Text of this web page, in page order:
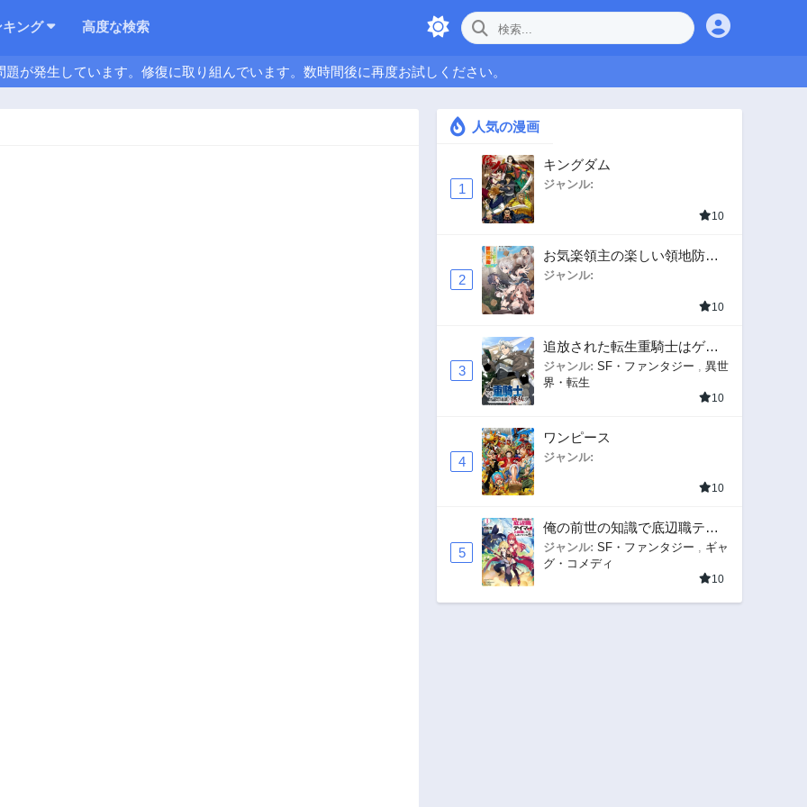
キング 高度な検索
題が発生しています。修復に取り組んでいます。数時間後に再度お試しください。
人気の漫画
1
キングダム
ジャンル:
10
2
お気楽領主の楽しい領地防衛
〜生産系魔術で名もなき村を
ジャンル:
10
3
追放された転生重騎士はゲー
ム知識で無双する
ジャンル: SF・ファンタジー
異世
界・転生
10
4
ワンピース
ジャンル:
10
5
俺の前世の知識で底辺職テイ
マーが上級職になってしまい
そうな件
ジャンル: SF・ファンタジー , ギャ
グ・コメディ
10